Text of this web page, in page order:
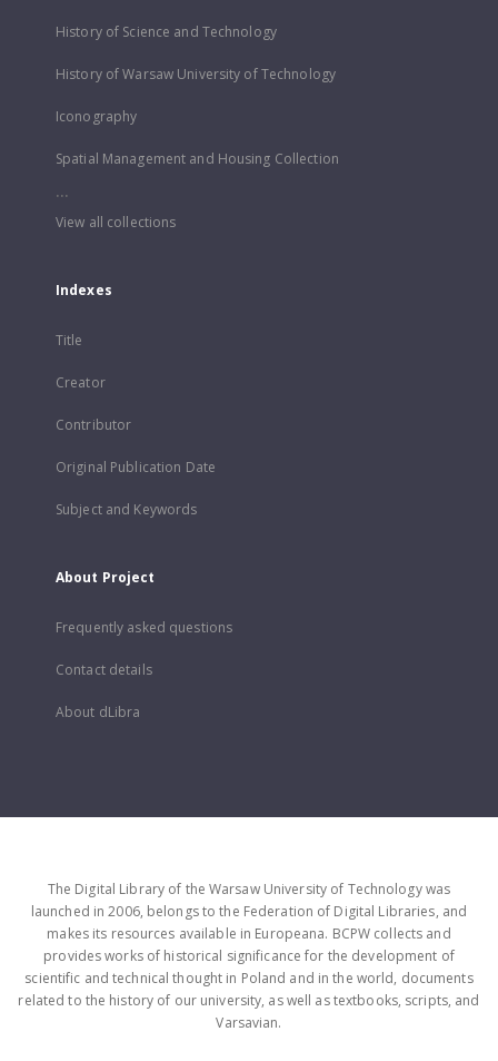
History of Science and Technology
History of Warsaw University of Technology
Iconography
Spatial Management and Housing Collection
...
View all collections
Indexes
Title
Creator
Contributor
Original Publication Date
Subject and Keywords
About Project
Frequently asked questions
Contact details
About dLibra
The Digital Library of the Warsaw University of Technology was
launched in 2006, belongs to the Federation of Digital Libraries, and
makes its resources available in Europeana. BCPW collects and
provides works of historical significance for the development of
scientific and technical thought in Poland and in the world, documents
related to the history of our university, as well as textbooks, scripts, and
Varsavian.